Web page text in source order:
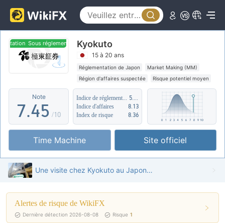
Sous réglementation Kyokuto
15 à 20 ans
Réglementation de Japon
Market Making (MM)
Région d'affaires suspectée
Risque potentiel moyen
Note
2
3
4
6
7
8
9
.
0
1
3
4
5
6
7
8
9
0
1
2
4
5
6
7
8
9
/10
Indice d'affaires
8.13
Index de risque
8.36
Time Machine Site officiel
Une visite chez Kyokuto au Japon - Bureau trouvé
Alertes de risque de WikiFX
Dernière détection 2026-08-08 Risque 1